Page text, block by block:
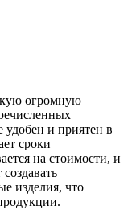
огромную
удобен и приятен в
сроки
на стоимости, и
изделия, что